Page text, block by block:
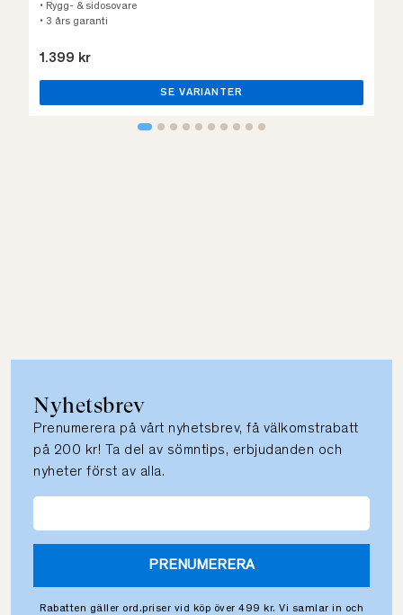
• Rygg- & sidosovare
• 3 års garanti
1.399 kr
SE VARIANTER
Nyhetsbrev
Prenumerera på vårt nyhetsbrev, få välkomstrabatt
på 200 kr! Ta del av sömntips, erbjudanden och
nyheter först av alla.
PRENUMERERA
Rabatten gäller ord.priser vid köp över 499 kr. Vi samlar in och